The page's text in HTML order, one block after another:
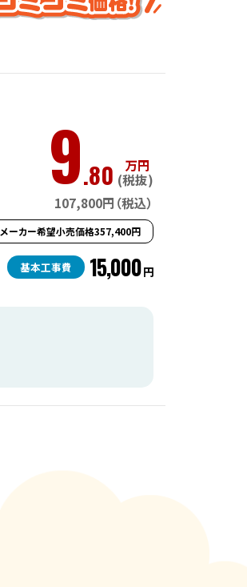
9.80
万円
(税抜)
107,800円（税込）
メーカー希望小売価格357,400円
基本工事費 15,000円